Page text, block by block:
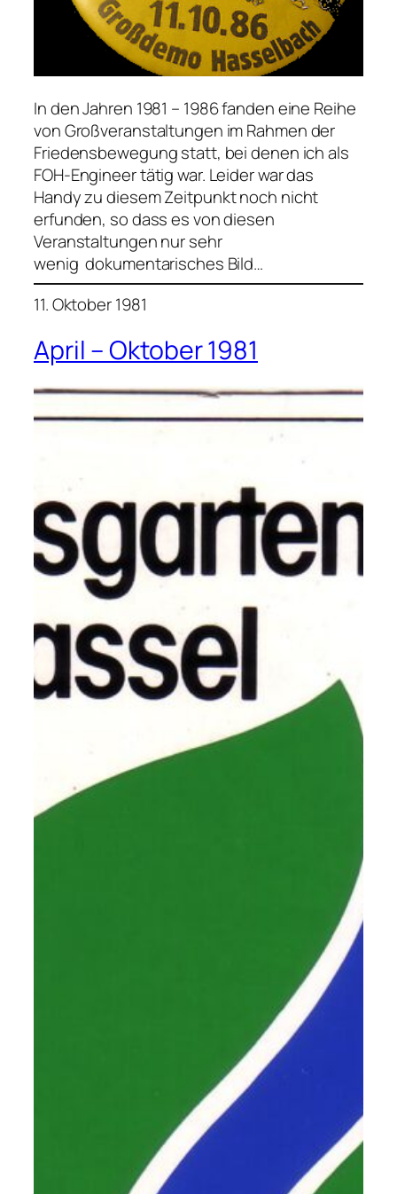
In den Jahren 1981 – 1986 fanden eine Reihe
von Großveranstaltungen im Rahmen der
Friedensbewegung statt, bei denen ich als
FOH-Engineer tätig war. Leider war das
Handy zu diesem Zeitpunkt noch nicht
erfunden, so dass es von diesen
Veranstaltungen nur sehr
wenig dokumentarisches Bild…
11. Oktober 1981
April – Oktober 1981